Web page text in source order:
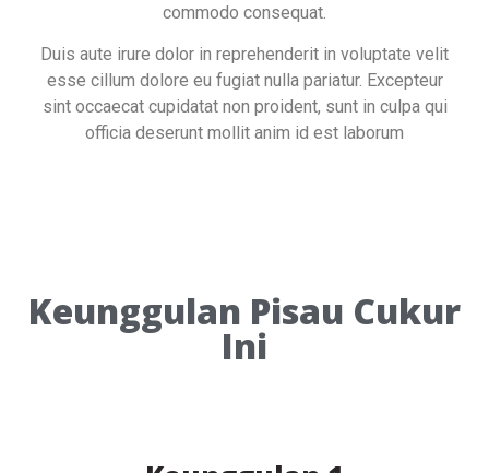
commodo consequat.
Duis aute irure dolor in reprehenderit in voluptate velit
esse cillum dolore eu fugiat nulla pariatur. Excepteur
sint occaecat cupidatat non proident, sunt in culpa qui
officia deserunt mollit anim id est laborum
Keunggulan Pisau Cukur
Ini